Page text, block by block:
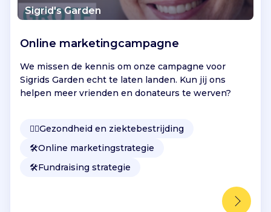
Sigrid's Garden
Online marketingcampagne
We missen de kennis om onze campagne voor
Sigrids Garden echt te laten landen. Kun jij ons
helpen meer vrienden en donateurs te werven?
👩‍⚕️Gezondheid en ziektebestrijding
🛠️Online marketingstrategie
🛠️Fundraising strategie